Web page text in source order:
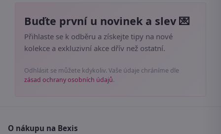
Buďte první u novinek a slev 💌
Přihlaste se k odběru a získejte tipy na nové
kolekce a exkluzivní akce dřív než ostatní.
Odhlásit se můžete kdykoliv. Vaše údaje chráníme dle
zásad ochrany osobních údajů.
O nákupu na Bexis